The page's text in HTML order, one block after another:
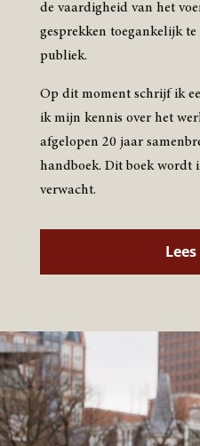
de vaardigheid van het
gesprekken toegankelijk
publiek.
​Op dit moment schrijf ik
ik mijn kennis over het
afgelopen 20 jaar
handboek. Dit boek wordt
verwacht.